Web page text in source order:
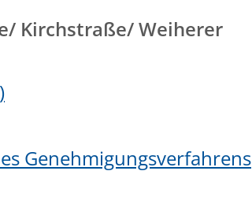
Kirchstraße/ Weiherer
)
Genehmigungsverfahrens